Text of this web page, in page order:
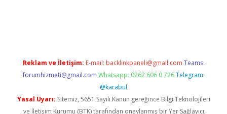
Reklam ve İletişim: E-mail: backlinkpaneli@gmail.com Teams:
forumhizmeti@gmail.com Whatsapp: 0262 606 0 726 Telegram:
@karabul
Yasal Uyarı: Sitemiz, 5651 Sayılı Kanun gereğince Bilgi Teknolojileri
ve İletişim Kurumu (BTK) tarafından onaylanmış bir Yer Sağlayıcı